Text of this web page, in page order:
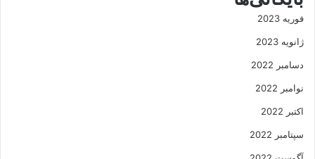
فوریه 2023
ژانویه 2023
دسامبر 2022
نوامبر 2022
اکتبر 2022
سپتامبر 2022